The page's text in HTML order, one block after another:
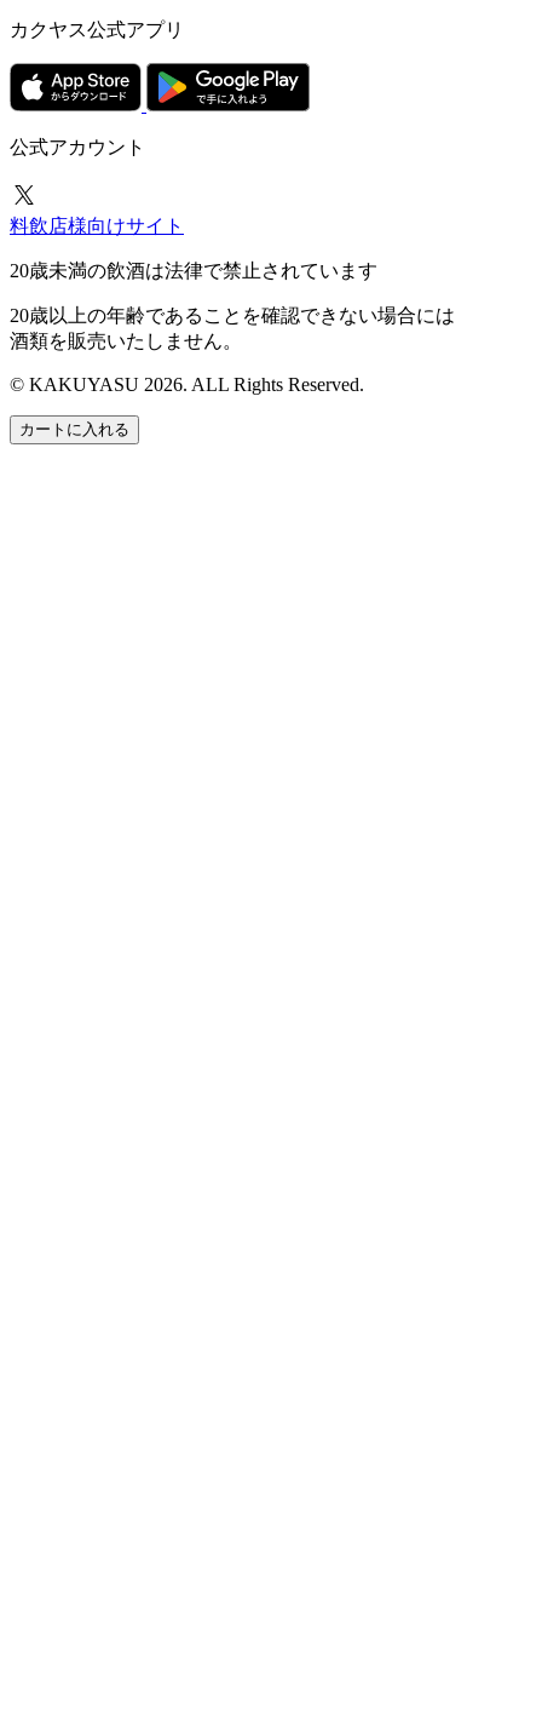
カクヤス公式アプリ
公式アカウント
料飲店様向けサイト
20歳未満の飲酒は法律で禁止されています
20歳以上の年齢であることを確認できない場合には
酒類を販売いたしません。
© KAKUYASU 2026. ALL Rights Reserved.
カートに入れる